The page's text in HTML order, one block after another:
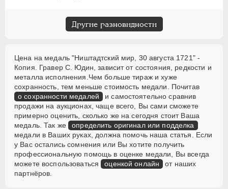
Другие разновидности
Цена на медаль "Ништадтский мир, 30 августа 1721" -
Копия. Гравер С. Юдин, зависит от состояния, редкости и
металла исполнения.Чем больше тираж и хуже
сохранность, тем меньше стоимость медали. Почитав
о сохранности медалей и самостоятельно сравнив
продажи на аукционах, чаще всего, Вы сами сможете
примерно оценить, сколько же на сегодня стоит Ваша
медаль. Так же определить оригинал или подделка
медали в Ваших руках, должна помочь наша статья. Если
у Вас остались сомнения или Вы хотите получить
профессиональную помощь в оценке медали, Вы всегда
можете воспользоваться оценкой онлайн
от наших
партнёров.